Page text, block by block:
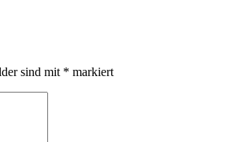
sind mit * markiert